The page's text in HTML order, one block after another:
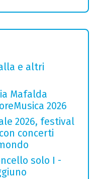
e altri
Mafalda
2026
2026, festival
concerti
solo I -